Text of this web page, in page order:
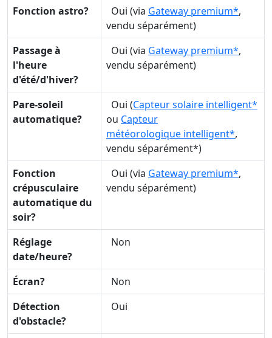
Fonction astro? Oui (via Gateway premium*,
vendu séparément)
Passage à
l'heure
d'été/d'hiver?
Oui (via Gateway premium*,
vendu séparément)
Pare-soleil
automatique?
Oui (Capteur solaire intelligent*
ou Capteur
météorologique intelligent*,
vendu séparément*)
Fonction
crépusculaire
automatique du
soir?
Oui (via Gateway premium*,
vendu séparément)
Réglage
date/heure?
Non
Écran?
Non
Détection
d'obstacle?
Oui